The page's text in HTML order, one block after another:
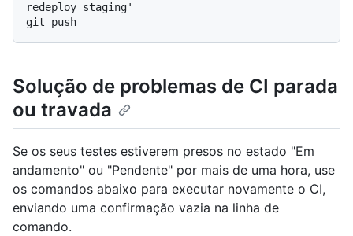
redeploy staging'
Solução de problemas de CI parada
ou travada
Se os seus testes estiverem presos no estado "Em
andamento" ou "Pendente" por mais de uma hora, use
os comandos abaixo para executar novamente o CI,
enviando uma confirmação vazia na linha de
comando.